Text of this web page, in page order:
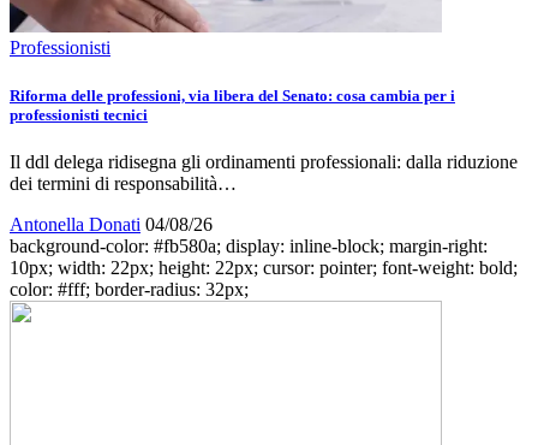
Professionisti
Riforma delle professioni, via libera del Senato: cosa cambia per i
professionisti tecnici
Il ddl delega ridisegna gli ordinamenti professionali: dalla riduzione
dei termini di responsabilità…
Antonella Donati 04/08/26
background-color: #fb580a; display: inline-block; margin-right:
10px; width: 22px; height: 22px; cursor: pointer; font-weight: bold;
color: #fff; border-radius: 32px;